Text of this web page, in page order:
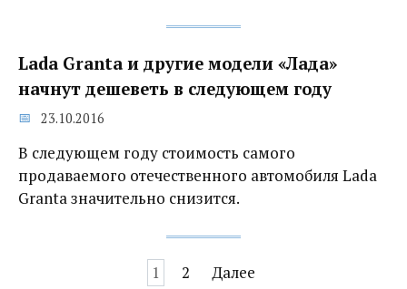
Lada Granta и другие модели «Лада»
начнут дешеветь в следующем году
23.10.2016
В следующем году стоимость самого
продаваемого отечественного автомобиля Lada
Granta значительно снизится.
1 2 Далее